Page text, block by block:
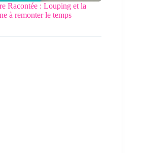
Racontée : Louping et la
à remonter le temps